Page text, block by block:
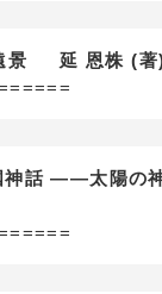
景 延 恩株 (著
神話 ——太陽